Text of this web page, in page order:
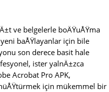
ve belgelerle boÄŸuÅŸma
baÅŸlayanlar için bile
son derece basit hale
ister yalnÄ±zca
Acrobat Pro APK,
için mükemmel bir